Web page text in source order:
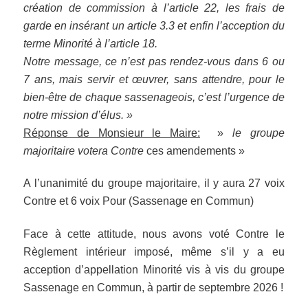
création de commission à l’article 22, les frais de
garde en insérant un article 3.3 et enfin l’acception du
terme Minorité à l’article 18.
Notre message, ce n’est pas rendez-vous dans 6 ou
7 ans, mais servir et œuvrer, sans attendre, pour le
bien-être de chaque sassenageois, c’est l’urgence de
notre mission d’élus. »
Réponse de Monsieur le Maire: »le groupe
majoritaire votera Contre ces amendements »
A l’unanimité du groupe majoritaire, il y aura 27 voix
Contre et 6 voix Pour (Sassenage en Commun)
Face à cette attitude, nous avons voté Contre le
Règlement intérieur imposé, même s’il y a eu
acception d’appellation Minorité vis à vis du groupe
Sassenage en Commun, à partir de septembre 2026 !